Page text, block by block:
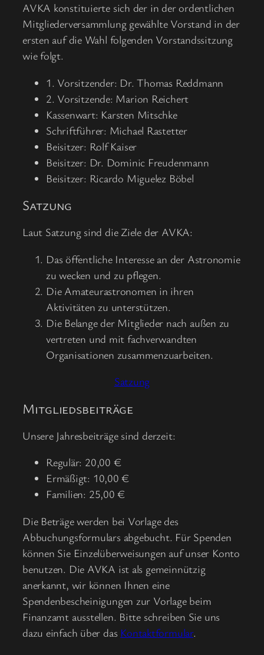
AVKA konstituierte sich der in der ordentlichen
Mitgliederversammlung gewählte Vorstand in der
ersten auf die Wahl folgenden Vorstandssitzung
wie folgt.
1. Vorsitzender: Dr. Thomas Reddmann
2. Vorsitzende: Marion Reichert
Kassenwart: Karsten Mitschke
Schriftführer: Michael Rastetter
Beisitzer: Rolf Kaiser
Beisitzer: Dr. Dominic Freudenmann
Beisitzer: Ricardo Miguelez Böbel
Satzung
Laut Satzung sind die Ziele der AVKA:
Das öffentliche Interesse an der Astronomie
zu wecken und zu pflegen.
Die Amateurastronomen in ihren
Aktivitäten zu unterstützen.
Die Belange der Mitglieder nach außen zu
vertreten und mit fachverwandten
Organisationen zusammenzuarbeiten.
Satzung
Mitgliedsbeiträge
Unsere Jahresbeiträge sind derzeit:
Regulär: 20,00 €
Ermäßigt: 10,00 €
Familien: 25,00 €
Die Beträge werden bei Vorlage des
Abbuchungsformulars abgebucht. Für Spenden
können Sie Einzelüberweisungen auf unser Konto
benutzen. Die AVKA ist als gemeinnützig
anerkannt, wir können Ihnen eine
Spendenbescheinigungen zur Vorlage beim
Finanzamt ausstellen. Bitte schreiben Sie uns
dazu einfach über das Kontaktformular.